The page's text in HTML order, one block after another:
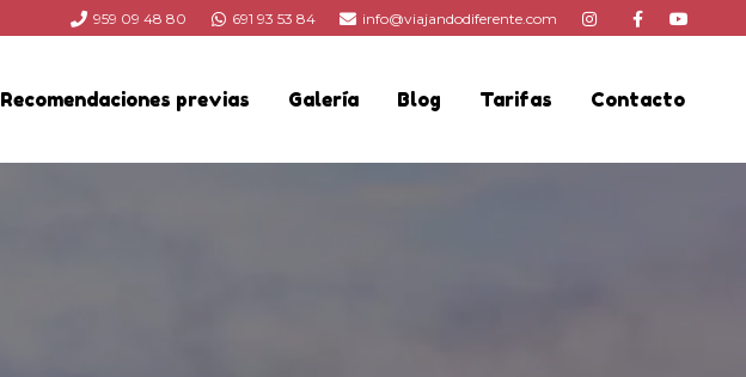
959 09 48 80 691 93 53 84 info@viajandodiferente.com
Recomendaciones previas Galería Blog Tarifas Contacto